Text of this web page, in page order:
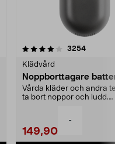
-
3254
Klädvård
Noppborttagare
Vårda kläder och andra
ta bort noppor och ludd.
149,90
4.5av 5 stjärnor